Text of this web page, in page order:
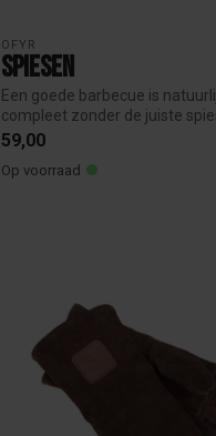
OFYR
Spiesen
Een goede barbecue is
compleet zonder de juiste
OFYR...
59,00
Op voorraad